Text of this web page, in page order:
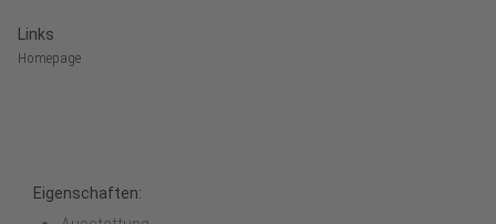
Links
Homepage
Eigenschaften: